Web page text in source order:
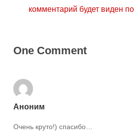
комментарий будет виден
One Comment
Аноним
Очень круто!) спасибо…